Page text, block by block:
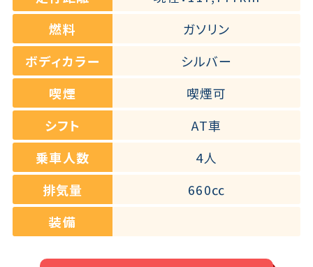
燃料
ガソリン
ボディカラー
シルバー
喫煙
喫煙可
シフト
AT車
乗車人数
4人
排気量
660㏄
装備